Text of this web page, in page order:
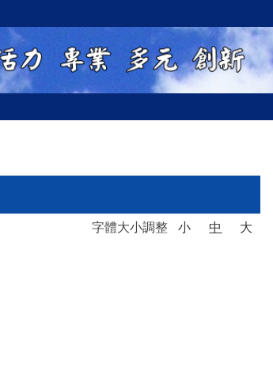
字體大小調整 小 中 大